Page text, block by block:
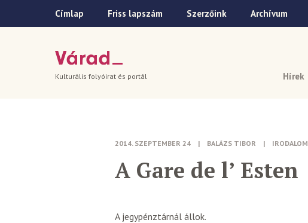
Címlap Friss lapszám Szerzőink Archívum
Hírek
Kulturális folyóirat és portál
2014. SZEPTEMBER 24 | BALÁZS TIBOR | IRODALOM
A Gare de l’ Esten
A jegypénztárnál állok.